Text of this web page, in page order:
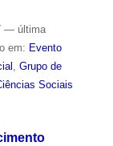
— última
em: Evento
, Grupo de
Sociais